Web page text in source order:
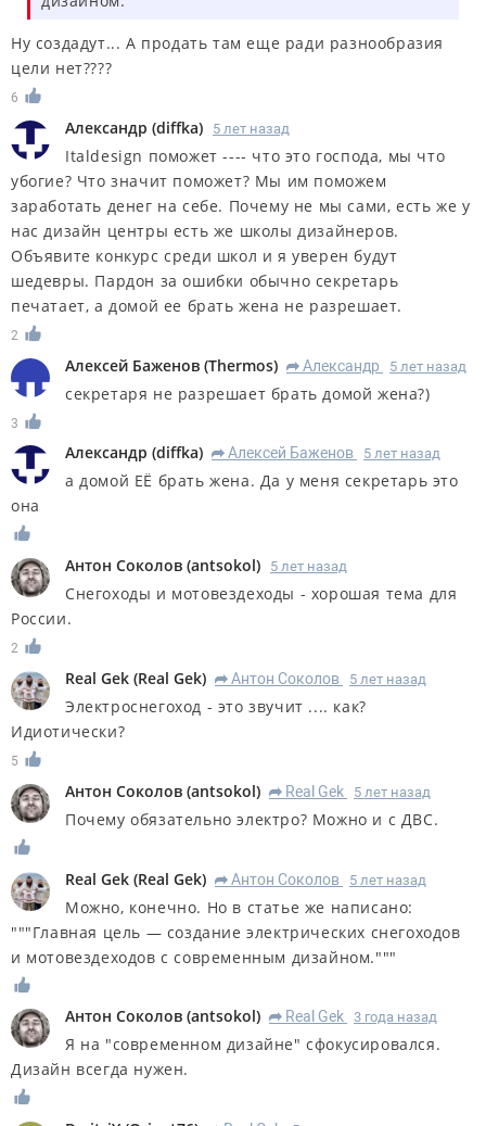
Ну создадут... А продать там еще ради разнообразия
цели нет????
6
Александр (diffka) 5 лет назад
Italdesign поможет ---- что это господа, мы что
убогие? Что значит поможет? Мы им поможем
заработать денег на себе. Почему не мы сами, есть же у
нас дизайн центры есть же школы дизайнеров.
Объявите конкурс среди школ и я уверен будут
шедевры. Пардон за ошибки обычно секретарь
печатает, а домой ее брать жена не разрешает.
2
Алексей Баженов (Thermos) R Александр 5 лет назад
секретаря не разрешает брать домой жена?)
3
Александр (diffka) R Алексей Баженов 5 лет назад
а домой ЕЁ брать жена. Да у меня секретарь это
она
Антон Соколов (antsokol) 5 лет назад
Снегоходы и мотовездеходы - хорошая тема для
России.
2
Real Gek (Real Gek) R Антон Соколов 5 лет назад
Электроснегоход - это звучит .... как?
Идиотически?
5
Антон Соколов (antsokol) R Real Gek 5 лет назад
Почему обязательно электро? Можно и с ДВС.
Real Gek (Real Gek) R Антон Соколов 5 лет назад
Можно, конечно. Но в статье же написано:
"""Главная цель — создание электрических снегоходов
и мотовездеходов с современным дизайном."""
Антон Соколов (antsokol) R Real Gek 3 года назад
Я на "современном дизайне" сфокусировался.
Дизайн всегда нужен.